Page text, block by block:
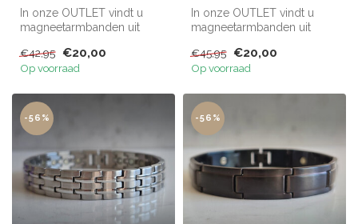
In onze OUTLET vindt u
magneetarmbanden uit
gereduceerd t...
€42,95 €20,00
Op voorraad
In onze OUTLET vindt u
magneetarmbanden uit
gereduceerd t...
€45,95 €20,00
Op voorraad
-56% -56%